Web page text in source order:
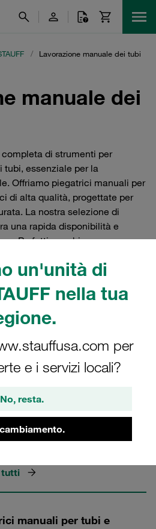
un'unità di
nella tua
per
e i servizi locali?
No, resta.
/ Lavorazione manuale dei tubi
manuale dei
di strumenti per
tubi, essenziale per la
Offriamo piegatrici manuali per
di alta qualità, progettate per
La nostra selezione di
una rapida disponibilità e
Perfetti per chi cerca
Clean: Pistola ad aria e
tutti
manuali per tubi e